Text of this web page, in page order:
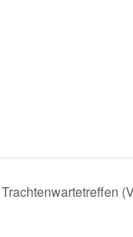
Trachtenwartetreffen